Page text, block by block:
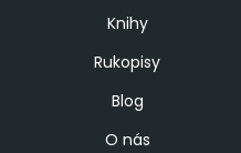
Knihy
Rukopisy
Blog
O nás